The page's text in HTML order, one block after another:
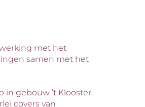
met het
samen met het
in gebouw ’t Klooster.
covers van